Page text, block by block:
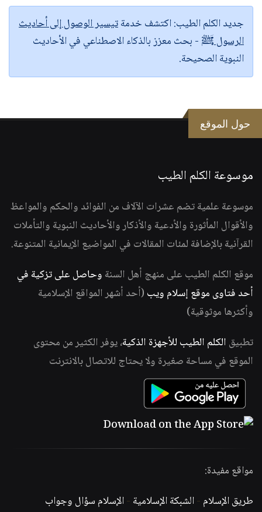
جديد الكلم الطيب:اكتشف خدمةتيسير الوصول إلى أحاديث
الرسول ﷺ - بحث معزز بالذكاء الاصطناعي في الأحاديث
النبوية الصحيحة.
حول الموقع
موسوعة الكلم الطيب
موسوعة علمية تضم عشرات الآلاف من الفوائد والحكم والمواعظ
والأقوال المأثورة والأدعية والأذكار والأحاديث النبوية والتأملات
القرآنية بالإضافة لمئات المقالات في المواضيع الإيمانية المتنوعة.
موقع الكلم الطيب على منهج أهل السنة وحاصل على تزكية في
أحد فتاوى موقع إسلام ويب (أحد أشهر المواقع الإسلامية
وأكثرها موثوقية)
تطبيق الكلم الطيب للأجهزة الذكية، يوفر الكثير من محتوى
الموقع في مساحة صغيرة ولا يحتاج للاتصال بالانترنت
مواقع مفيدة:
طريق الإسلام -الشبكة الإسلامية -الإسلام سؤال وجواب